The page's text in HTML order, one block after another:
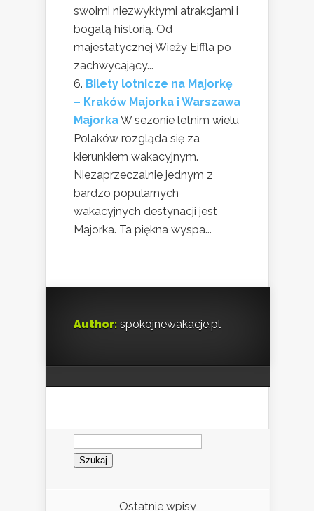
swoimi niezwykłymi atrakcjami i
bogatą historią. Od
majestatycznej Wieży Eiffla po
zachwycający...
Bilety lotnicze na Majorkę
– Kraków Majorka i Warszawa
MajorkaW sezonie letnim wielu
Polaków rozgląda się za
kierunkiem wakacyjnym.
Niezaprzeczalnie jednym z
bardzo popularnych
wakacyjnych destynacji jest
Majorka. Ta piękna wyspa...
Author: spokojnewakacje.pl
Szukaj:
Ostatnie wpisy